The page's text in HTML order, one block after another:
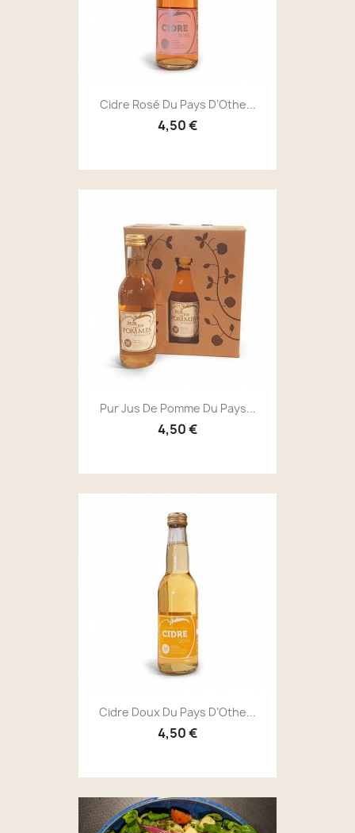
Cidre Rosé Du Pays D’Othe...
4,50 €
Pur Jus De Pomme Du Pays...
4,50 €
Cidre Doux Du Pays D’Othe...
4,50 €